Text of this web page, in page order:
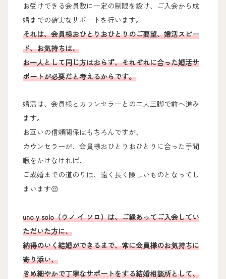
お受けできる会員数に一定の制限を設け、ご入会から成
婚までの確実なサポートを行います。
それは、会員様おひとりおひとりのご要望、婚活スピー
ド、お気持ちは、
お一人として同じ方はおらず、それぞれに合った婚活サ
ポートが必要だと考えるからです。
婚活は、会員様とカウンセラーとの二人三脚で前へ進み
ます。
お互いの信頼関係はもちろんですが、
カウンセラーが、会員様おひとりおひとりに合った手間
暇をかけなければ、
ご成婚までの道のりは、遠く長く険しいものとなってし
まいます😔
uno y solo（ウノ イ ソロ）は、ご縁あってご入会してい
ただいた方に、
納得のいく結婚ができるまで、常に会員様のお気持ちに
寄り添い、
きめ細やかで丁寧なサポートをする結婚相談所として、